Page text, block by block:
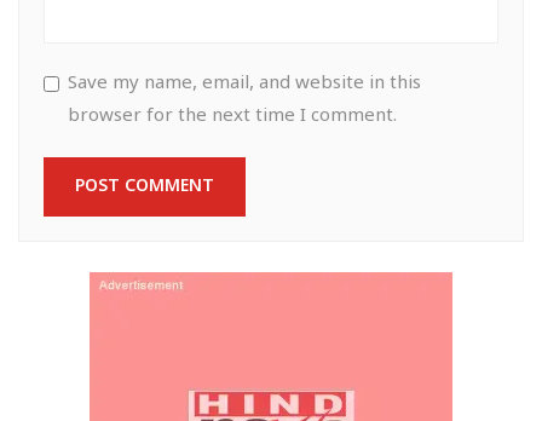
Save my name, email, and website in this
browser for the next time I comment.